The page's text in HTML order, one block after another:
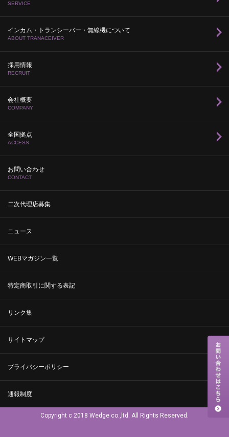
SERVICE
インカム・トランシーバー・無線機について
ABOUT TRANACEIVER
採用情報
RECRUIT
会社概要
COMPANY
全国拠点
ACCESS
お問い合わせ
CONTACT
二次代理店募集
ニュース
WEBマガジン一覧
特定商取引に関する表記
リンク集
サイトマップ
プライバシーポリシー
通報制度
Copyright c 2018 Wedge co.,ltd. All Rights Reserved.